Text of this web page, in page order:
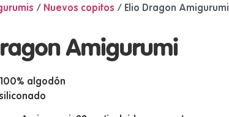
/ Nuevos copitos / Elio Dragon Amigurumi
Amigurumi
algodón